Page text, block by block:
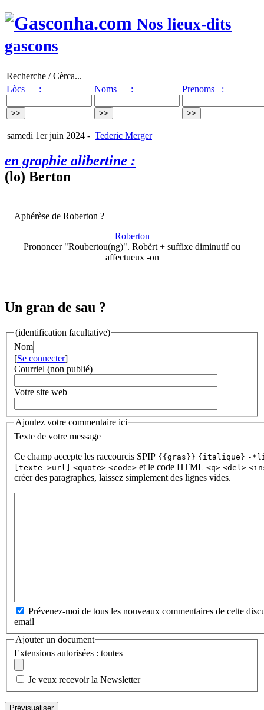
Nos lieux-dits
gascons
Recherche / Cèrca...
Lòcs :
Noms : Prenoms :
samedi 1er juin 2024 - Tederic Merger
en graphie alibertine :
(lo) Berton
Aphérèse de Roberton ?
Roberton
Prononcer "Roubertou(ng)". Robèrt + suffixe diminutif ou
affectueux -on
Un gran de sau ?
(identification facultative)
Nom
[Se connecter]
Courriel (non publié)
Votre site web
Ajoutez votre commentaire ici
Texte de votre message
Ce champ accepte les raccourcis SPIP {{gras}} {italique} -
[texte->url] <quote> <code> et le code HTML <q> <del>
créer des paragraphes, laissez simplement des lignes vides.
Prévenez-moi de tous les nouveaux commentaires de cette
email
Ajouter un document
Extensions autorisées : toutes
Je veux recevoir la Newsletter